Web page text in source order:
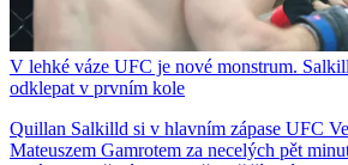
V lehké váze UFC je nové monstrum.
odklepat v prvním kole
Quillan Salkilld si v hlavním zápase UFC
Mateuszem Gamrotem za necelých pět